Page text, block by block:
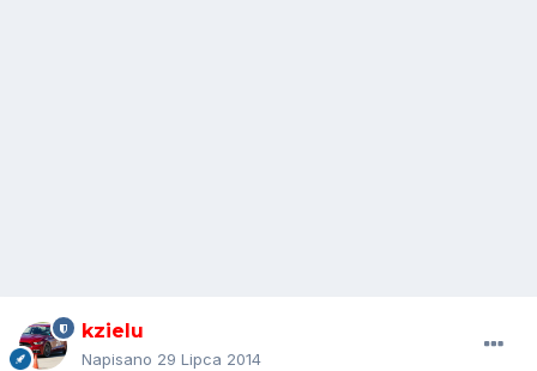
kzielu
Napisano 29 Lipca 2014